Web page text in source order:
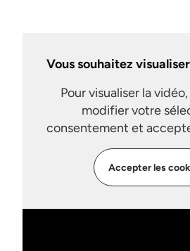
Vous souhaitez
Pour visualiser la
modifier votre
consentement et
Accepter les